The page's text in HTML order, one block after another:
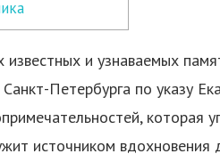
и узнаваемых
Петербурга по указу
которая
источником